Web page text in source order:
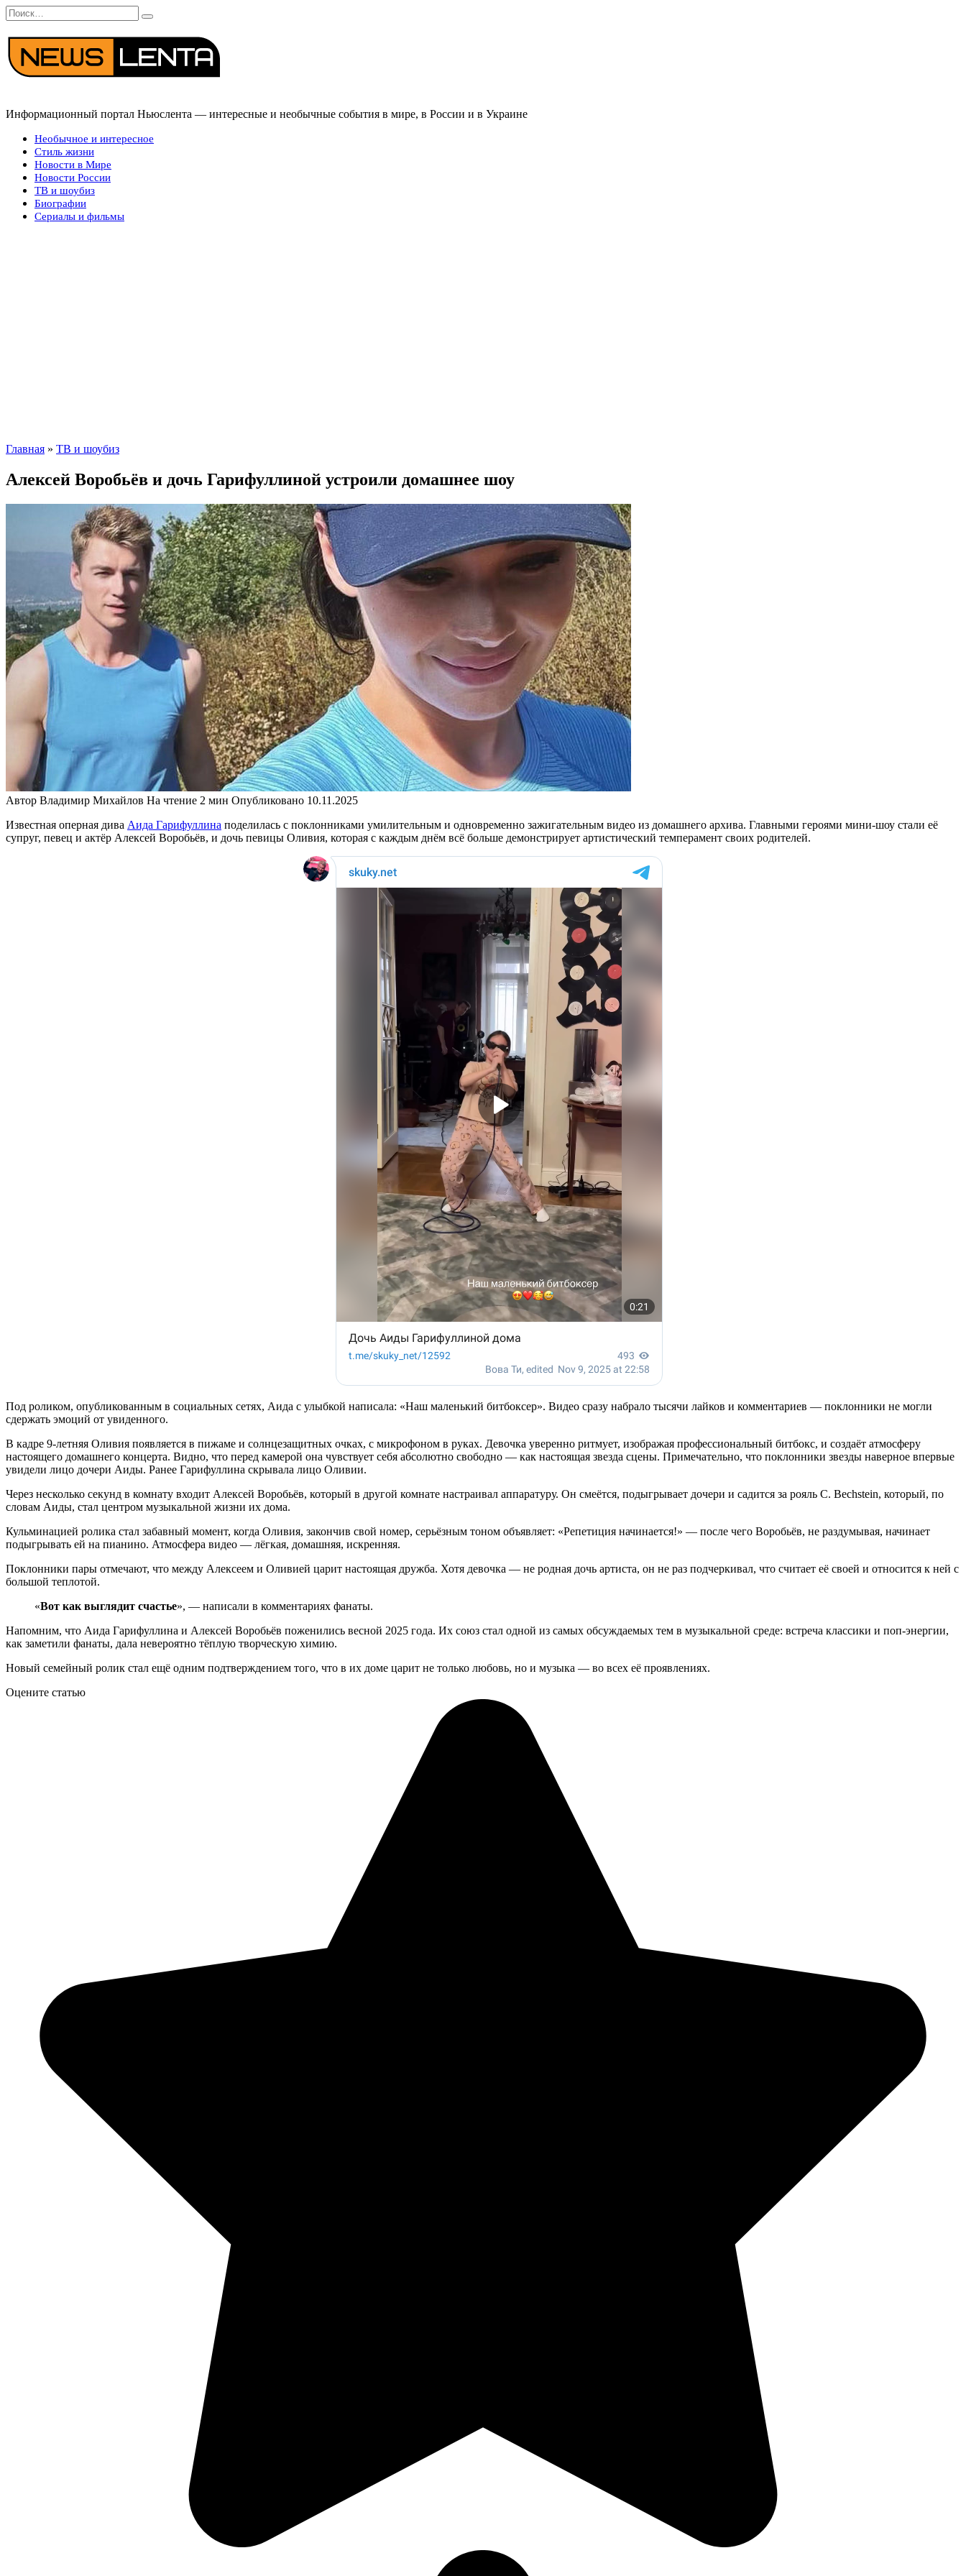
Перейти
к
содержанию
Search
for:
Информационный портал Ньюслента — интересные и необычные события в мире, в России и в Украине
Необычное и интересное
Стиль жизни
Новости в Мире
Новости России
ТВ и шоубиз
Биографии
Сериалы и фильмы
Главная » ТВ и шоубиз
Алексей Воробьёв и дочь Гарифуллиной устроили домашнее шоу
Автор Владимир Михайлов На чтение 2 мин Опубликовано 10.11.2025
Известная оперная дива Аида Гарифуллина поделилась с поклонниками умилительным и одновременно зажигательным видео из домашнего архива. Главными героями мини-шоу стали её
супруг, певец и актёр Алексей Воробьёв, и дочь певицы Оливия, которая с каждым днём всё больше демонстрирует артистический темперамент своих родителей.
Под роликом, опубликованным в социальных сетях, Аида с улыбкой написала: «Наш маленький битбоксер». Видео сразу набрало тысячи лайков и комментариев — поклонники не могли
сдержать эмоций от увиденного.
В кадре 9-летняя Оливия появляется в пижаме и солнцезащитных очках, с микрофоном в руках. Девочка уверенно ритмует, изображая профессиональный битбокс, и создаёт атмосферу
настоящего домашнего концерта. Видно, что перед камерой она чувствует себя абсолютно свободно — как настоящая звезда сцены. Примечательно, что поклонники звезды наверное впервые
увидели лицо дочери Аиды. Ранее Гарифуллина скрывала лицо Оливии.
Через несколько секунд в комнату входит Алексей Воробьёв, который в другой комнате настраивал аппаратуру. Он смеётся, подыгрывает дочери и садится за рояль C. Bechstein, который, по
словам Аиды, стал центром музыкальной жизни их дома.
Кульминацией ролика стал забавный момент, когда Оливия, закончив свой номер, серьёзным тоном объявляет: «Репетиция начинается!» — после чего Воробьёв, не раздумывая, начинает
подыгрывать ей на пианино. Атмосфера видео — лёгкая, домашняя, искренняя.
Поклонники пары отмечают, что между Алексеем и Оливией царит настоящая дружба. Хотя девочка — не родная дочь артиста, он не раз подчеркивал, что считает её своей и относится к ней с
большой теплотой.
«Вот как выглядит счастье», — написали в комментариях фанаты.
Напомним, что Аида Гарифуллина и Алексей Воробьёв поженились весной 2025 года. Их союз стал одной из самых обсуждаемых тем в музыкальной среде: встреча классики и поп-энергии,
как заметили фанаты, дала невероятно тёплую творческую химию.
Новый семейный ролик стал ещё одним подтверждением того, что в их доме царит не только любовь, но и музыка — во всех её проявлениях.
Оцените статью